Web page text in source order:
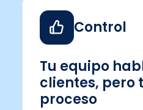
Control
Tu equipo
clientes, pero
proceso